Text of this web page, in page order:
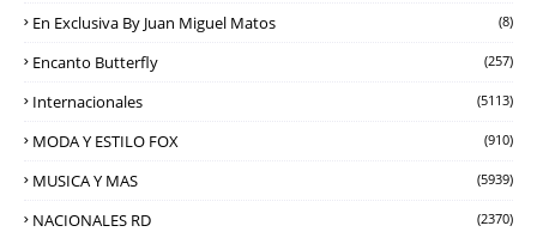
En Exclusiva By Juan Miguel Matos (8)
Encanto Butterfly (257)
Internacionales (5113)
MODA Y ESTILO FOX (910)
MUSICA Y MAS (5939)
NACIONALES RD (2370)